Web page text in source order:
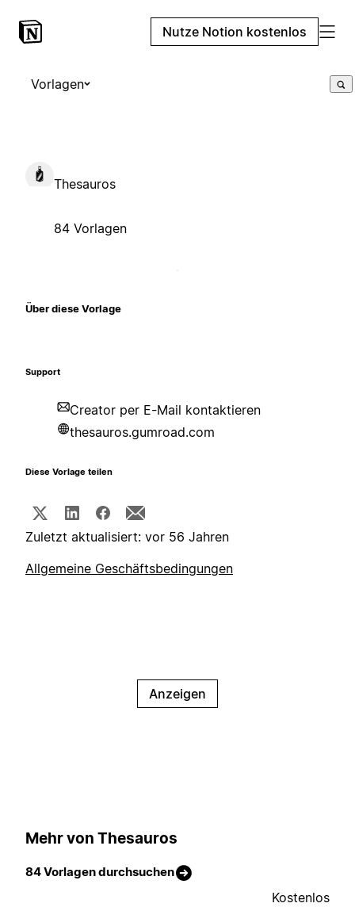
Nutze Notion kostenlos
Vorlagen
Thesauros
84 Vorlagen
Über diese Vorlage
Support
Creator per E-Mail kontaktieren
thesauros.gumroad.com
Diese Vorlage teilen
Zuletzt aktualisiert: vor 56 Jahren
Allgemeine Geschäftsbedingungen
Anzeigen
Mehr von Thesauros
84 Vorlagen durchsuchen
Kostenlos